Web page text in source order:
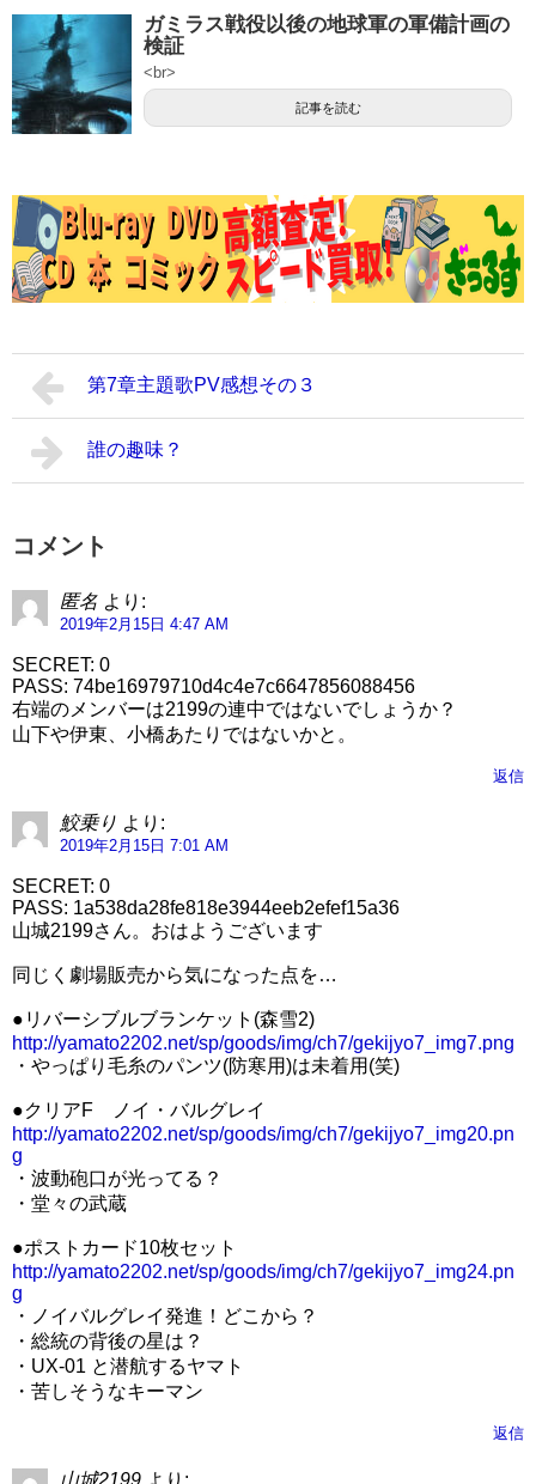
ガミラス戦役以後の地球軍の軍備計画の
検証
<br>
記事を読む
第7章主題歌PV感想その３
誰の趣味？
コメント
匿名 より:
2019年2月15日 4:47 AM
SECRET: 0
PASS: 74be16979710d4c4e7c6647856088456
右端のメンバーは2199の連中ではないでしょうか？
山下や伊東、小橋あたりではないかと。
返信
鮫乗り より:
2019年2月15日 7:01 AM
SECRET: 0
PASS: 1a538da28fe818e3944eeb2efef15a36
山城2199さん。おはようございます
同じく劇場販売から気になった点を…
●リバーシブルブランケット(森雪2)
http://yamato2202.net/sp/goods/img/ch7/gekijyo7_img7.png
・やっぱり毛糸のパンツ(防寒用)は未着用(笑)
●クリアF ノイ・バルグレイ
http://yamato2202.net/sp/goods/img/ch7/gekijyo7_img20.pn
g
・波動砲口が光ってる？
・堂々の武蔵
●ポストカード10枚セット
http://yamato2202.net/sp/goods/img/ch7/gekijyo7_img24.pn
g
・ノイバルグレイ発進！どこから？
・総統の背後の星は？
・UX-01 と潜航するヤマト
・苦しそうなキーマン
返信